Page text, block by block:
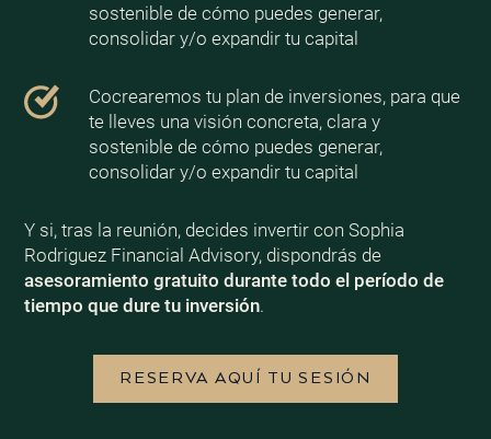
sostenible de cómo puedes generar,
consolidar y/o expandir tu capital
Cocrearemos tu plan de inversiones, para que
te lleves una visión concreta, clara y
sostenible de cómo puedes generar,
consolidar y/o expandir tu capital
Y si, tras la reunión, decides invertir con Sophia
Rodriguez Financial Advisory, dispondrás de
asesoramiento gratuito durante todo el período de
tiempo que dure tu inversión.
RESERVA AQUÍ TU SESIÓN